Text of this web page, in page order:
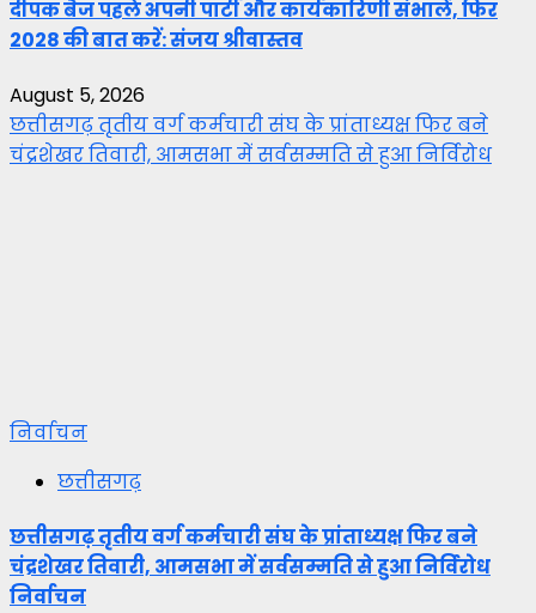
दीपक बैज पहले अपनी पार्टी और कार्यकारिणी संभालें, फिर
2028 की बात करें: संजय श्रीवास्तव
August 5, 2026
छत्तीसगढ़ तृतीय वर्ग कर्मचारी संघ के प्रांताध्यक्ष फिर बने
चंद्रशेखर तिवारी, आमसभा में सर्वसम्मति से हुआ निर्विरोध
निर्वाचन
छत्तीसगढ़
छत्तीसगढ़ तृतीय वर्ग कर्मचारी संघ के प्रांताध्यक्ष फिर बने
चंद्रशेखर तिवारी, आमसभा में सर्वसम्मति से हुआ निर्विरोध
निर्वाचन